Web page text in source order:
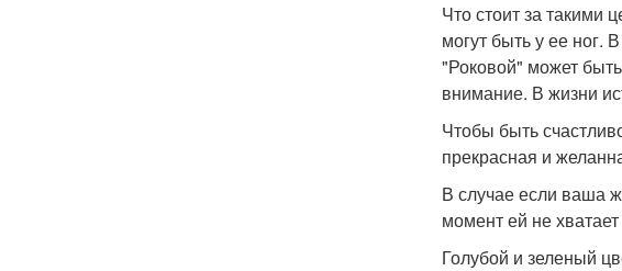
Что стоит за такими
могут быть у ее ног.
"Роковой" может
внимание. В жизни
Чтобы быть
прекрасная и
В случае если ваша
момент ей не
Голубой и зеленый